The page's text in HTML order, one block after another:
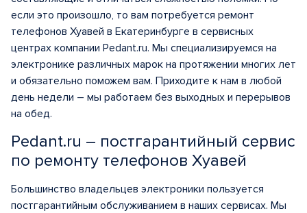
если это произошло, то вам потребуется ремонт
телефонов Хуавей в Екатеринбурге в сервисных
центрах компании Pedant.ru. Мы специализируемся на
электронике различных марок на протяжении многих лет
и обязательно поможем вам. Приходите к нам в любой
день недели – мы работаем без выходных и перерывов
на обед.
Pedant.ru – постгарантийный сервис
по ремонту телефонов Хуавей
Большинство владельцев электроники пользуется
постгарантийным обслуживанием в наших сервисах. Мы